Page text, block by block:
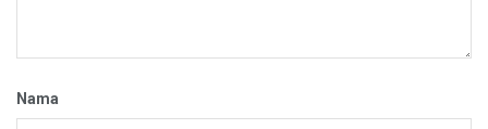
Nama